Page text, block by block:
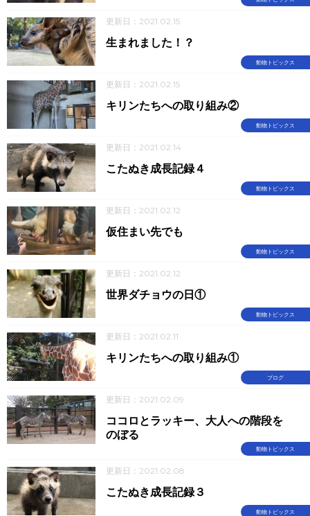
更新日：2021.02.15
動物トピックス
生まれました！？
更新日：2021.02.15
動物トピックス
キリンたちへの取り組み②
更新日：2021.02.14
動物トピックス
こたぬき成長記録４
更新日：2021.02.12
動物トピックス
仮住まい先でも
更新日：2021.02.12
動物トピックス
世界ダチョウの日①
更新日：2021.02.11
ブログ
キリンたちへの取り組み①
更新日：2021.02.09
動物トピックス
ココロとラッキー、大人への階段を
のぼる
更新日：2021.02.08
動物トピックス
こたぬき成長記録３